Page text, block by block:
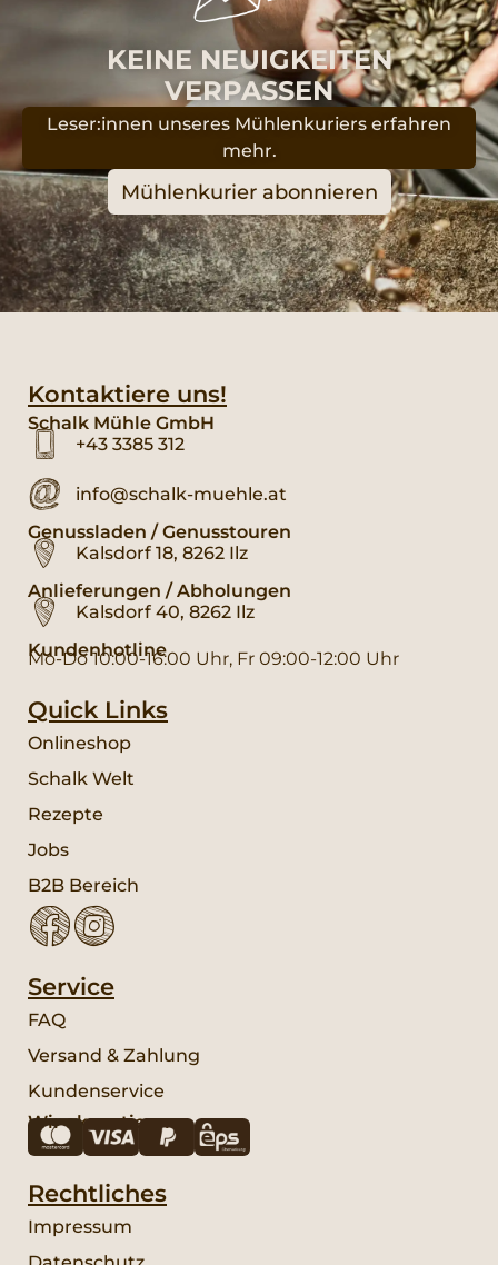
KEINE NEUIGKEITEN
VERPASSEN
Leser:innen unseres Mühlenkuriers erfahren
mehr.
Mühlenkurier abonnieren
Kontaktiere uns!
Schalk Mühle GmbH
+43 3385 312
info@schalk-muehle.at
Genussladen / Genusstouren
Kalsdorf 18, 8262 Ilz
Anlieferungen / Abholungen
Kalsdorf 40, 8262 Ilz
Kundenhotline
Mo-Do 10:00-16:00 Uhr, Fr 09:00-12:00 Uhr
Quick Links
Onlineshop
Schalk Welt
Rezepte
Jobs
B2B Bereich
Service
FAQ
Versand & Zahlung
Kundenservice
Wir akzeptieren:
Rechtliches
Impressum